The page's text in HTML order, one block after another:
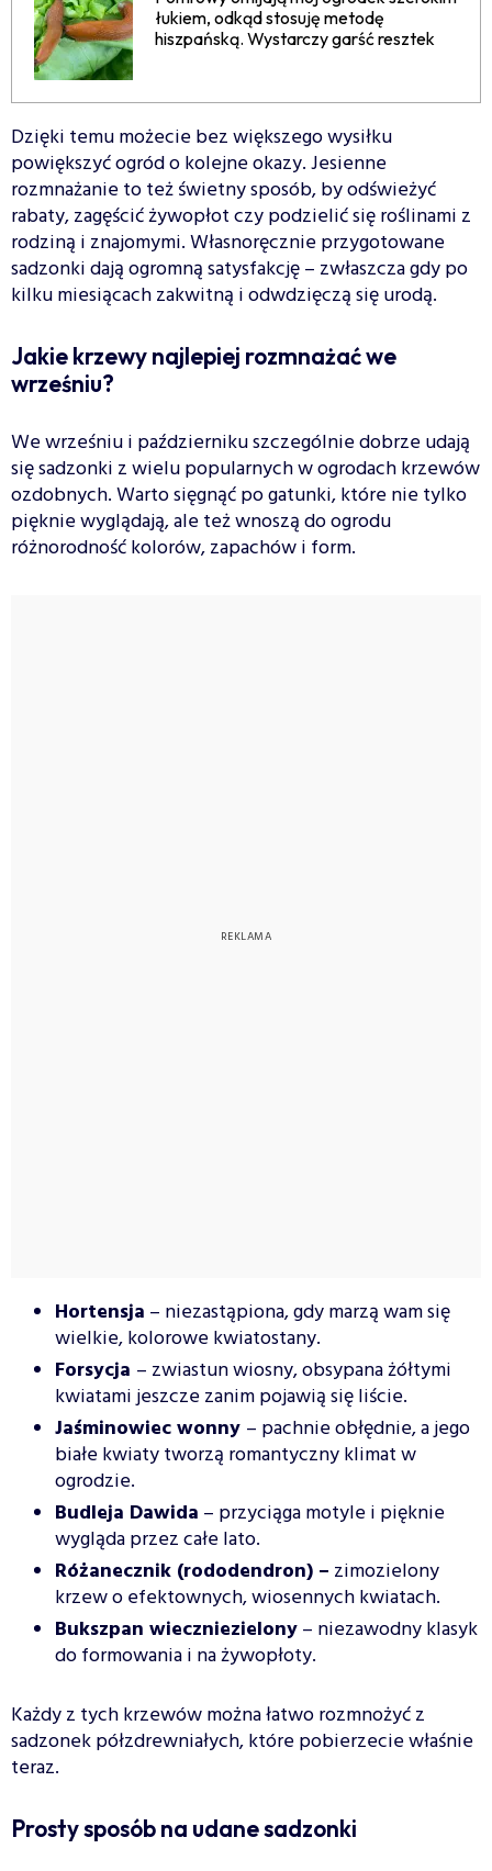
łukiem, odkąd stosuję metodę
hiszpańską. Wystarczy garść resztek
Dzięki temu możecie bez większego wysiłku
powiększyć ogród o kolejne okazy. Jesienne
rozmnażanie to też świetny sposób, by odświeżyć
rabaty, zagęścić żywopłot czy podzielić się roślinami z
rodziną i znajomymi. Własnoręcznie przygotowane
sadzonki dają ogromną satysfakcję – zwłaszcza gdy po
kilku miesiącach zakwitną i odwdzięczą się urodą.
Jakie krzewy najlepiej rozmnażać we
wrześniu?
We wrześniu i październiku szczególnie dobrze udają
się sadzonki z wielu popularnych w ogrodach krzewów
ozdobnych. Warto sięgnąć po gatunki, które nie tylko
pięknie wyglądają, ale też wnoszą do ogrodu
różnorodność kolorów, zapachów i form.
Hortensja – niezastąpiona, gdy marzą wam się
wielkie, kolorowe kwiatostany.
Forsycja – zwiastun wiosny, obsypana żółtymi
kwiatami jeszcze zanim pojawią się liście.
Jaśminowiec wonny – pachnie obłędnie, a jego
białe kwiaty tworzą romantyczny klimat w
ogrodzie.
Budleja Dawida – przyciąga motyle i pięknie
wygląda przez całe lato.
Różanecznik (rododendron) – zimozielony
krzew o efektownych, wiosennych kwiatach.
Bukszpan wieczniezielony– niezawodny klasyk
do formowania i na żywopłoty.
Każdy z tych krzewów można łatwo rozmnożyć z
sadzonek półzdrewniałych, które pobierzecie właśnie
teraz.
Prosty sposób na udane sadzonki